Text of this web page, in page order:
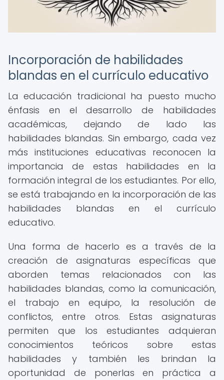
Incorporación de habilidades
blandas en el currículo educativo
La educación tradicional ha puesto mucho
énfasis en el desarrollo de habilidades
académicas, dejando de lado las
habilidades blandas. Sin embargo, cada vez
más instituciones educativas reconocen la
importancia de estas habilidades en la
formación integral de los estudiantes. Por ello,
se está trabajando en la incorporación de las
habilidades blandas en el currículo
educativo.
Una forma de hacerlo es a través de la
creación de asignaturas específicas que
aborden temas relacionados con las
habilidades blandas, como la comunicación,
el trabajo en equipo, la resolución de
conflictos, entre otros. Estas asignaturas
permiten que los estudiantes adquieran
conocimientos teóricos sobre estas
habilidades y también les brindan la
oportunidad de ponerlas en práctica a